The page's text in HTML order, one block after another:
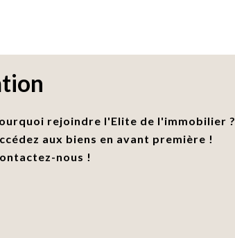
rejoindre l'Elite de l'immobilier ?
aux biens en avant première !
nous !